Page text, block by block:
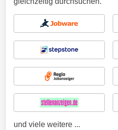
und viele weitere ...